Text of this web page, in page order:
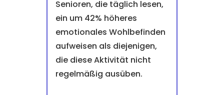
Senioren, die täglich lesen,
ein um 42% höheres
emotionales Wohlbefinden
aufweisen als diejenigen,
die diese Aktivität nicht
regelmäßig ausüben.